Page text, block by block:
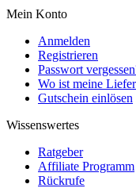
Mein Konto
Anmelden
Registrieren
Passwort
Wo ist meine
Gutschein einlösen
Wissenswertes
Ratgeber
Affiliate Programm
Rückrufe